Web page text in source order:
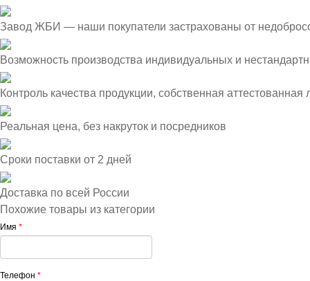
Завод ЖБИ — наши покупатели застрахованы от
Возможность производства индивидуальных и
Контроль качества продукции, собственная аттестованная
Реальная цена, без накруток и посредников
Сроки поставки от 2 дней
Доставка по всей России
Похожие товары из категории
Имя *
Телефон *